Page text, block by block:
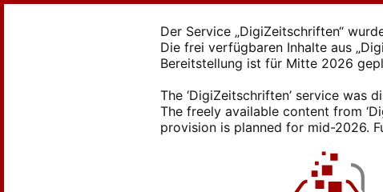
Der Service „DigiZeitschriften“
Die frei verfügbaren Inhalte aus
Bereitstellung ist für Mitte 2026
The ‘DigiZeitschriften’ service was
The freely available content from
provision is planned for mid-2026.